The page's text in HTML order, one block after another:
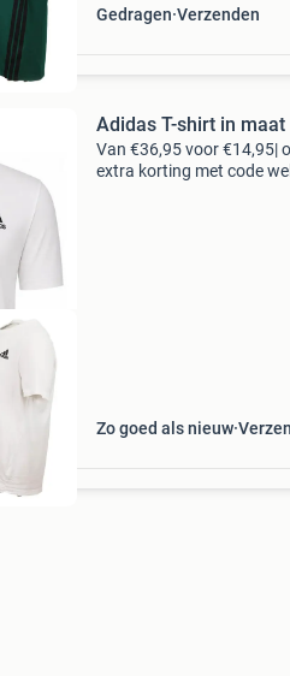
Gedragen Verzenden
Adidas T-shirt in maat
Van €36,95 voor €14,95|
extra korting met code
Zo goed als nieuw